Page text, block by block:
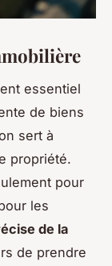
essentiel
de biens
sert à
propriété.
pour
les
de la
de prendre